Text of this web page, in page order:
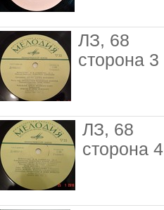
ЛЗ, 68
сторона 3
ЛЗ, 68
сторона 4